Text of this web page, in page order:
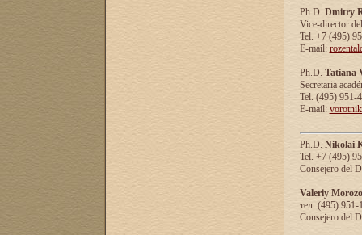
Ph.D. Dmitry
Vice-director
Tel. +7 (495)
E-mail:
Ph.D. Tatiana
Secretaria
Tel. (495) 951-
E-mail:
Ph.D. Nikolai
Tel. +7 (495)
Consejero del
Valeriy
тел. (495) 951-
Consejero del